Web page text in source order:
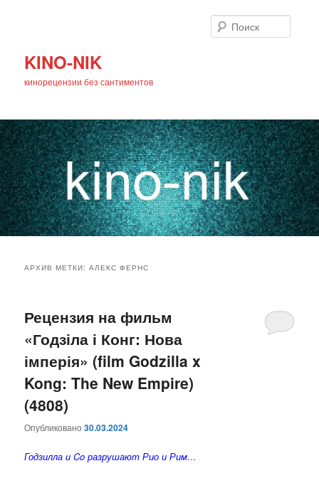
KINO-NIK
кинорецензии без сантиментов
основному
содержимому
дополнительному
содержимому
АРХИВ МЕТКИ:АЛЕКС ФЕРНС
Рецензия на фильм
«Годзіла і Конг: Нова
імперія» (film Godzilla x
Kong: The New Empire)
(4808)
Опубликовано30.03.2024
Годзилла и Co разрушают Рио и Рим…